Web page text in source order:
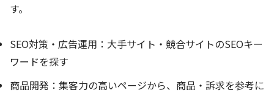
す。
SEO対策・広告運用：大手サイト・競合サイトのSEOキー
ワードを探す
商品開発：集客力の高いページから、商品・訴求を参考に